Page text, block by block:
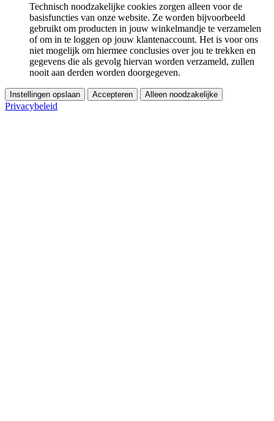
Technisch noodzakelijke cookies zorgen alleen voor de
basisfuncties van onze website. Ze worden bijvoorbeeld
gebruikt om producten in jouw winkelmandje te verzamelen
of om in te loggen op jouw klantenaccount. Het is voor ons
niet mogelijk om hiermee conclusies over jou te trekken en
gegevens die als gevolg hiervan worden verzameld, zullen
nooit aan derden worden doorgegeven.
Instellingen opslaan Accepteren Alleen noodzakelijke
Privacybeleid